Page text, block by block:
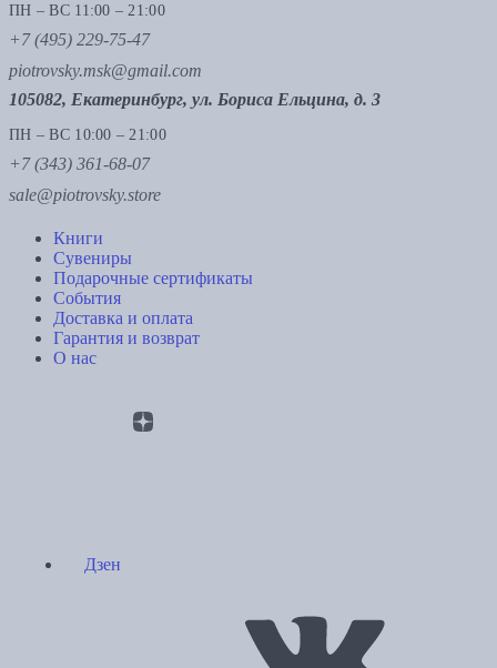
ПН – ВС 11:00 – 21:00
+7 (495) 229-75-47
piotrovsky.msk@gmail.com
105082, Екатеринбург, ул. Бориса Ельцина, д. 3
ПН – ВС 10:00 – 21:00
+7 (343) 361-68-07
sale@piotrovsky.store
Книги
Сувениры
Подарочные сертификаты
События
Доставка и оплата
Гарантия и возврат
О нас
Дзен